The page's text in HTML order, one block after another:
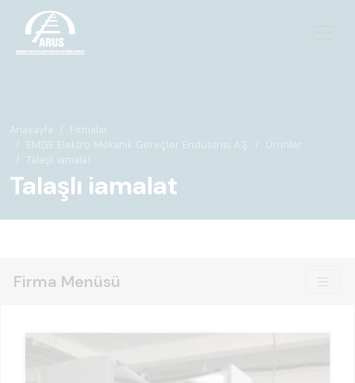
Anasayfa
Firmalar
EMGE Elektro Mekanik Gereçler Endüstrisi A.Ş.
Ürünler
Talaşlı iamalat
Talaşlı iamalat
Firma Menüsü